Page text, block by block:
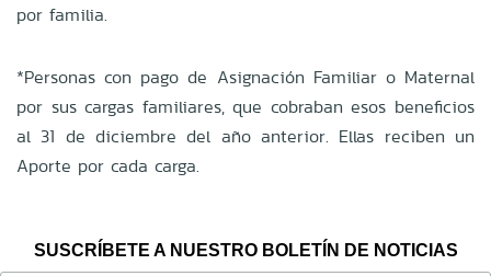
por familia.
*Personas con pago de Asignación Familiar o Maternal
por sus cargas familiares, que cobraban esos beneficios
al 31 de diciembre del año anterior. Ellas reciben un
Aporte por cada carga.
SUSCRÍBETE A NUESTRO BOLETÍN DE NOTICIAS